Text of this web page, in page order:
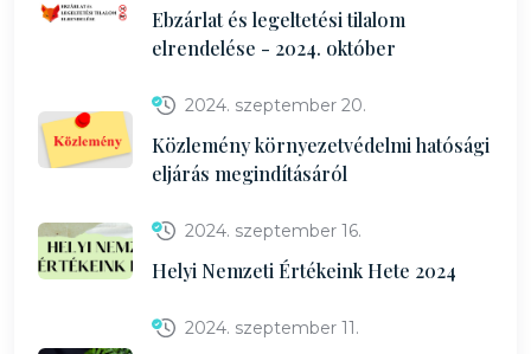
Ebzárlat és legeltetési tilalom
elrendelése - 2024. október
2024. szeptember 20.
Közlemény környezetvédelmi hatósági
eljárás megindításáról
2024. szeptember 16.
Helyi Nemzeti Értékeink Hete 2024
2024. szeptember 11.